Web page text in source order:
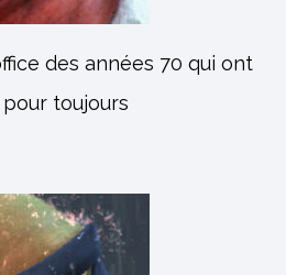
des années 70 qui ont
toujours